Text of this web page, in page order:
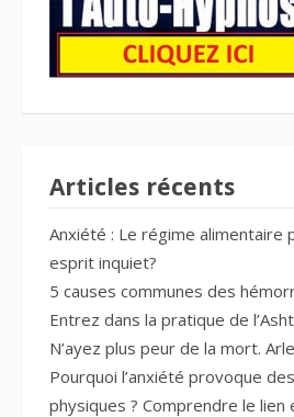
Articles récents
Anxiété : Le régime alimentaire
esprit inquiet?
5 causes communes des
Entrez dans la pratique de
N’ayez plus peur de la mort.
Pourquoi l’anxiété provoque
physiques ? Comprendre le